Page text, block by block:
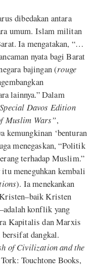
dibedakan antara
umum. Islam militan
Ia mengatakan, “…
nyata bagi Barat
bajingan (rouge
lainnya.” Dalam
Davos Edition
Muslim Wars”,
kemungkinan ‘benturan
menegaskan, “Politik
terhadap Muslim.”
itu meneguhkan kembali
). Ia menekankan
Kristen
konflik yang
Kapitalis dan Marxis
bersifat dangkal.
of Civilization and the
Touchtone Books,